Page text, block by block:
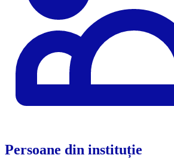
Persoane din instituție